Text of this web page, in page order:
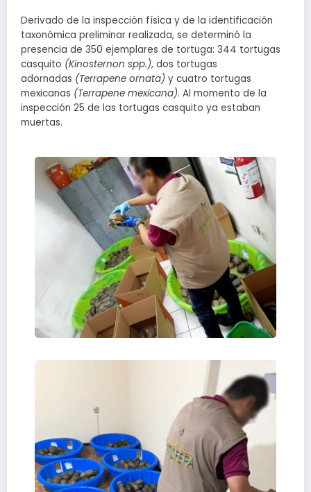
Derivado de la inspección física y de la identificación
taxonómica preliminar realizada, se determinó la
presencia de 350 ejemplares de tortuga: 344 tortugas
casquito (Kinosternon spp.), dos tortugas
adornadas (Terrapene ornata) y cuatro tortugas
mexicanas (Terrapene mexicana). Al momento de la
inspección 25 de las tortugas casquito ya estaban
muertas.